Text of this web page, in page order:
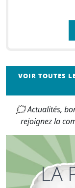
VOIR TOUTES
🗯 Actualités,
rejoignez la
LA